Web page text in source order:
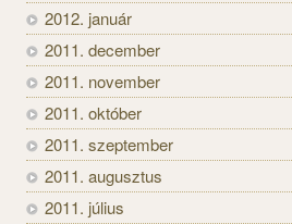
2012. január
2011. december
2011. november
2011. október
2011. szeptember
2011. augusztus
2011. július